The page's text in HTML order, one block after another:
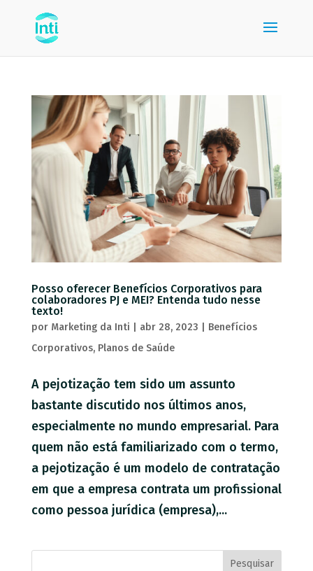
Posso oferecer Benefícios Corporativos para
colaboradores PJ e MEI? Entenda tudo nesse
texto!
por Marketing da Inti abr 28, 2023
Benefícios
Corporativos, Planos de Saúde
A pejotização tem sido um assunto
bastante discutido nos últimos anos,
especialmente no mundo empresarial. Para
quem não está familiarizado com o termo,
a pejotização é um modelo de contratação
em que a empresa contrata um profissional
como pessoa jurídica (empresa),...
Pesquisar